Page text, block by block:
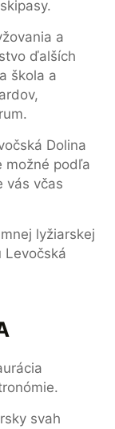
a
ďalších
škola a
Dolina
možné podľa
vás včas
lyžiarskej
Levočská
svah